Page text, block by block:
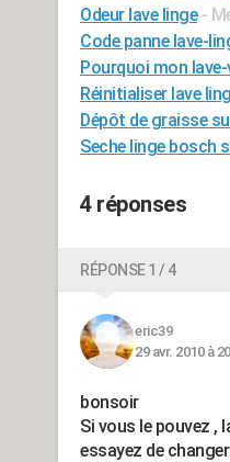
Odeur lave linge -
Code panne lave-
Pourquoi mon
Réinitialiser lave
Dépôt de graisse
Seche linge bosch
4 réponses
RÉPONSE 1 / 4
eric39
29 avr. 2010 à
bonsoir
Si vous le pouvez
essayez de